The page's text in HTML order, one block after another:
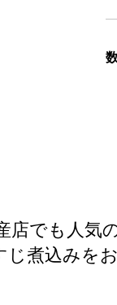
でも人気の
煮込みを